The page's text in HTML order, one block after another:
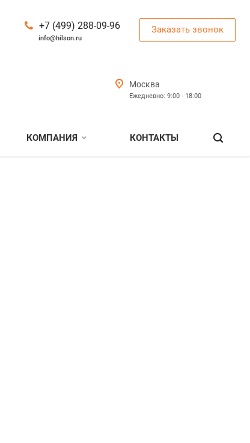
+7 (499) 288-09-96
info@hilson.ru
Заказать звонок
Москва
Ежедневно: 9:00 - 18:00
КОМПАНИЯ КОНТАКТЫ